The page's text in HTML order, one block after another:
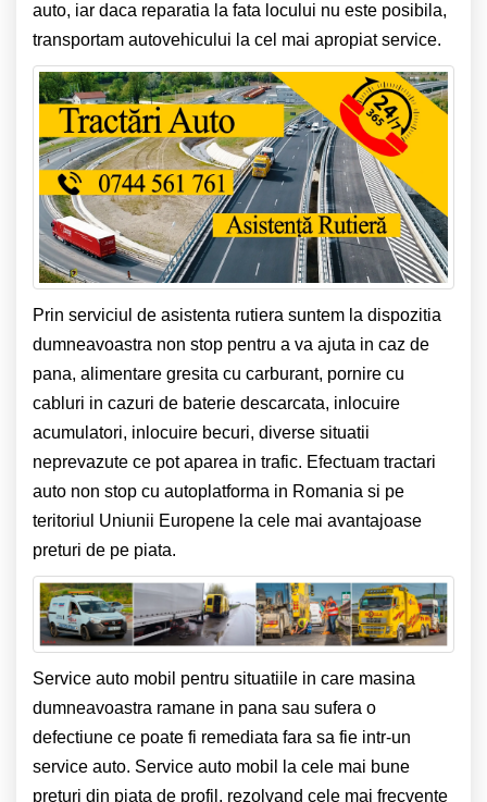
auto, iar daca reparatia la fata locului nu este posibila,
transportam autovehicului la cel mai apropiat service.
Prin serviciul de asistenta rutiera suntem la dispozitia
dumneavoastra non stop pentru a va ajuta in caz de
pana, alimentare gresita cu carburant, pornire cu
cabluri in cazuri de baterie descarcata, inlocuire
acumulatori, inlocuire becuri, diverse situatii
neprevazute ce pot aparea in trafic. Efectuam tractari
auto non stop cu autoplatforma in Romania si pe
teritoriul Uniunii Europene la cele mai avantajoase
preturi de pe piata.
Service auto mobil pentru situatiile in care masina
dumneavoastra ramane in pana sau sufera o
defectiune ce poate fi remediata fara sa fie intr-un
service auto. Service auto mobil la cele mai bune
preturi din piata de profil, rezolvand cele mai frecvente